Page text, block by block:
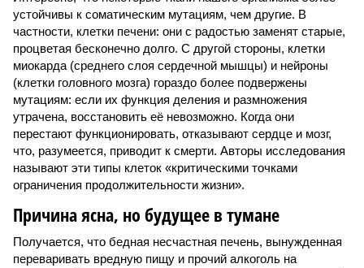
устойчивы к соматическим мутациям, чем другие. В
частности, клетки печени: они с радостью заменят старые,
процветая бесконечно долго. С другой стороны, клетки
миокарда (среднего слоя сердечной мышцы) и нейроны
(клетки головного мозга) гораздо более подвержены
мутациям: если их функция деления и размножения
утрачена, восстановить её невозможно. Когда они
перестают функционировать, отказывают сердце и мозг,
что, разумеется, приводит к смерти. Авторы исследования
называют эти типы клеток «критическими точками
ограничения продолжительности жизни».
Причина ясна, но будущее в тумане
Получается, что бедная несчастная печень, вынужденная
переваривать вредную пищу и прочий алкоголь на